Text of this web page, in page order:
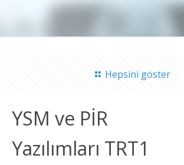
Hepsini göster
YSM ve PİR
Yazılımları TRT1